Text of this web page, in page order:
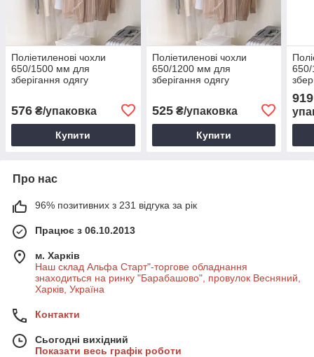
Поліетиленові чохли
650/1500 мм для
зберігання одягу
576 ₴/упаковка
Купити
Поліетиленові чохли
650/1200 мм для
зберігання одягу
525₴/упаковка
Купити
Про нас
96% позитивних з 231 відгука за рік
Працює з 06.10.2013
м. Харків
Наш склад Альфа Старт"-торгове обладнання
знаходиться на ринку "Барабашово", провулок Весняний,
Харків, Україна
Контакти
Сьогодні вихідний
Показати весь графік роботи